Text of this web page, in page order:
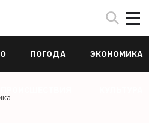
ПОГОДА ЭКОНОМИКА